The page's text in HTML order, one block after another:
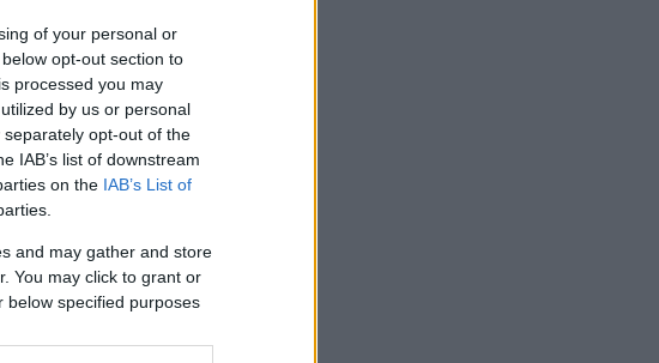
of your personal or
opt-out section to
processed you may
by us or personal
opt-out of the
IAB’s list of downstream
on the IAB’s List of
and may gather and store
You may click to grant or
below specified purposes